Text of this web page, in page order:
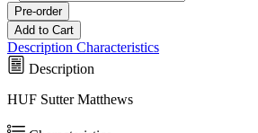
Pre-order
Add to Cart
Description Characteristics
Description
HUF Sutter Matthews